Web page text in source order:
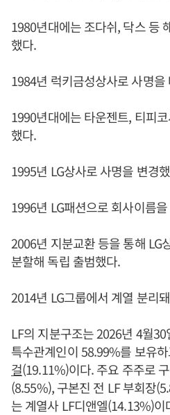
1980년대에는 조다쉬, 닥스 등
했다.
1984년 럭키금성상사로 사명을
1990년대에는 타운젠트, 티피
했다.
1995년 LG상사로 사명을 변경
1996년 LG패션으로 회사이름
2006년 지분교환 등을 통해 LG
분할해 독립 출범했다.
2014년 LG그룹에서 계열 분리
LF의 지분구조는 2026년 4월30
특수관계인이 58.99%를 보유
걸(19.11%)이다. 주요 주주로
(8.55%), 구본진 전 LF 부회장
는 계열사 LF디앤엘(14.13%)이